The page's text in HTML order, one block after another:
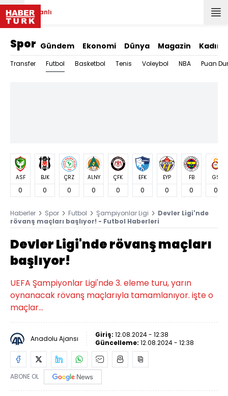
Canlı
Spor Gündem Ekonomi Dünya Magazin Kadın
Transfer Futbol Basketbol Tenis Voleybol NBA Puan
ASF
0
BJK
0
ÇRZ
0
ALNY
0
ÇFK
0
EFK
0
EYP
0
FB
0
GS
0
Haberler Spor Futbol Şampiyonlar Ligi
Devler Ligi'nde
rövanş maçları başlıyor! - Futbol Haberleri
Devler Ligi'nde rövanş maçları
başlıyor!
UEFA Şampiyonlar Ligi'nde 3. eleme turu, yarın
oynanacak rövanş maçlarıyla tamamlanıyor. işte o
maçlar...
Anadolu Ajansı Giriş: 12.08.2024 - 12:38
Güncelleme: 12.08.2024 - 12:38
ABONE OL